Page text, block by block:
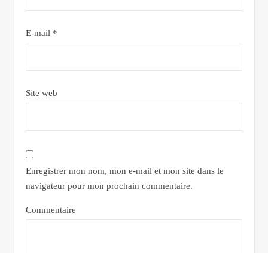
E-mail *
Site web
Enregistrer mon nom, mon e-mail et mon site dans le
navigateur pour mon prochain commentaire.
Commentaire